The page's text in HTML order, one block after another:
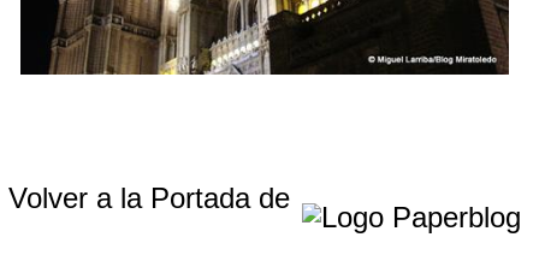
Volver a la Portada de